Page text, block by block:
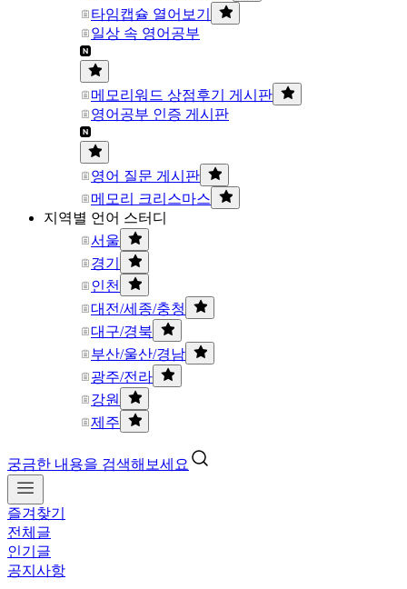
타임캡슐 열어보기
일상 속 영어공부
메모리워드 상점후기 게시판
영어공부 인증 게시판
영어 질문 게시판
메모리 크리스마스
지역별 언어 스터디
서울
경기
인천
대전/세종/충청
대구/경북
부산/울산/경남
광주/전라
강원
제주
궁금한 내용을 검색해보세요
즐겨찾기
전체글
인기글
공지사항